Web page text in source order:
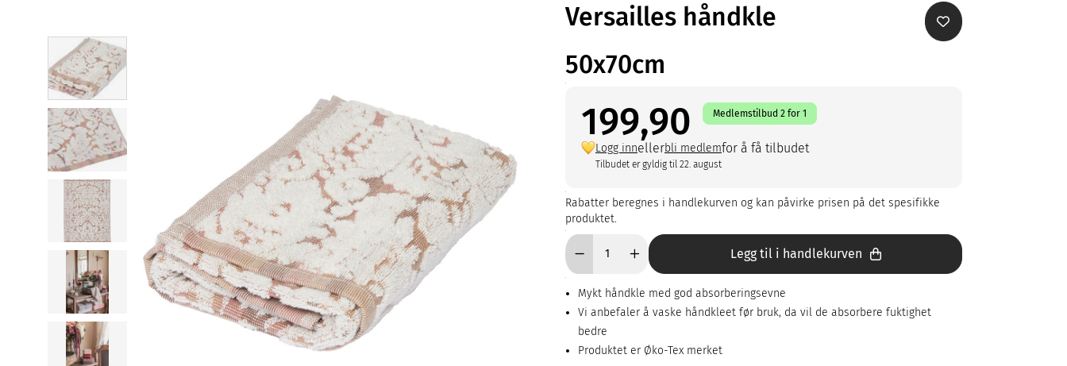
Versailles håndkle
50x70cm
199,90 Medlemstilbud 2 for 1
Logg innellerbli medlemfor å få tilbudet
Tilbudet er gyldig til 22. august
Rabatter beregnes i handlekurven og kan påvirke prisen på det spesifikke
produktet.
Legg til i handlekurven
Mykt håndkle med god absorberingsevne
Vi anbefaler å vaske håndkleet før bruk, da vil de absorbere fuktighet
bedre
Produktet er Øko-Tex merket